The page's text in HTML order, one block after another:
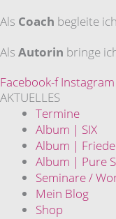
Als Coach begleite
Als Autorin bringe
Facebook-f Instagram
AKTUELLES
Termine
Album | SIX
Album |
Album | Pure
Seminare /
Mein Blog
Shop